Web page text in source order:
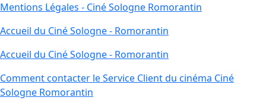
Mentions Légales - Ciné Sologne Romorantin
Accueil du Ciné Sologne - Romorantin
Accueil du Ciné Sologne - Romorantin
Comment contacter le Service Client du cinéma Ciné
Sologne Romorantin